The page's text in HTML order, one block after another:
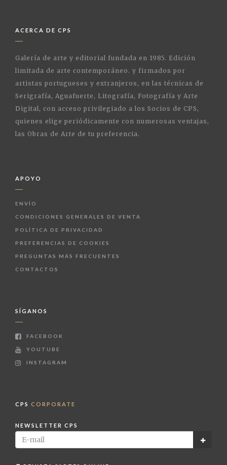
ACERCA DE CPS
Galería de arte y editorial fundada en 1985. Edición
limitada de arte contemporáneo. y firmados por
artistas portugueses y extranjeros, en las técnicas de
Serigrafía, Aguafuerte, Litografía, Fotografía y Arte
Digital, con acceso privilegiado a los Socios de CPS,
quienes elige periódicamente con numerosas ventajas,
las Obras de Arte de tu preferencia.
APOYO
ENVÍO
CONDICIONES GENERALES DE VENTA
POLÍTICA DE PRIVACIDAD
PREFERENCIAS DE COOKIES
PREGUNTAS MÁS FRECUENTES
CONTACTOS
SÍGANOS
FACEBOOK
YOUTUBE
INSTAGRAM
CPS CORPORATE
NEWSLETTER CPS